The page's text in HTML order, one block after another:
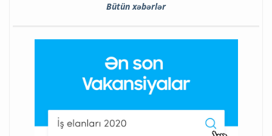
Bütün xəbərlər